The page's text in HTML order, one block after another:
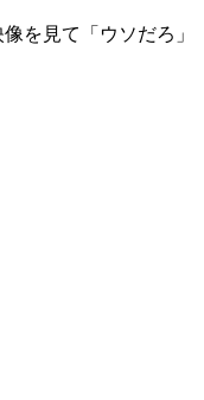
を見て「ウソだろ」